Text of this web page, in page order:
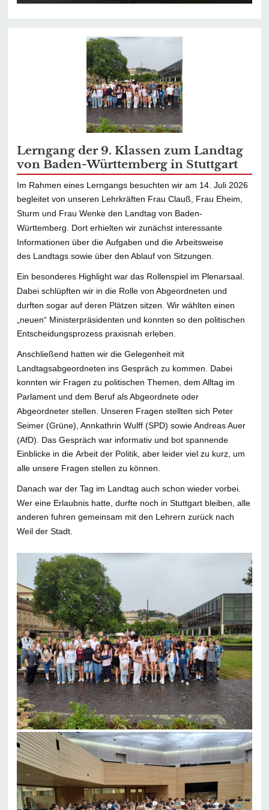
Lerngang der 9. Klassen zum Landtag
von Baden-Württemberg in Stuttgart
Im Rahmen eines Lerngangs besuchten wir am 14. Juli 2026
begleitet von unseren Lehrkräften Frau Clauß, Frau Eheim,
Sturm und Frau Wenke den Landtag von Baden-
Württemberg. Dort erhielten wir zunächst interessante
Informationen über die Aufgaben und die Arbeitsweise
des Landtags sowie über den Ablauf von Sitzungen.
Ein besonderes Highlight war das Rollenspiel im Plenarsaal.
Dabei schlüpften wir in die Rolle von Abgeordneten und
durften sogar auf deren Plätzen sitzen. Wir wählten einen
„neuen“ Ministerpräsidenten und konnten so den politischen
Entscheidungsprozess praxisnah erleben.
Anschließend hatten wir die Gelegenheit mit
Landtagsabgeordneten ins Gespräch zu kommen. Dabei
konnten wir Fragen zu politischen Themen, dem Alltag im
Parlament und dem Beruf als Abgeordnete oder
Abgeordneter stellen. Unseren Fragen stellten sich Peter
Seimer (Grüne), Annkathrin Wulff (SPD) sowie Andreas Auer
(AfD). Das Gespräch war informativ und bot spannende
Einblicke in die Arbeit der Politik, aber leider viel zu kurz, um
alle unsere Fragen stellen zu können.
Danach war der Tag im Landtag auch schon wieder vorbei.
Wer eine Erlaubnis hatte, durfte noch in Stuttgart bleiben, alle
anderen fuhren gemeinsam mit den Lehrern zurück nach
Weil der Stadt.